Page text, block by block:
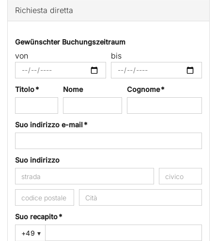
Richiesta diretta
Gewünschter Buchungszeitraum
von bis
Titolo * Nome Cognome *
Suo indirizzo e-mail *
Suo indirizzo
Suo recapito *
+49 ▾